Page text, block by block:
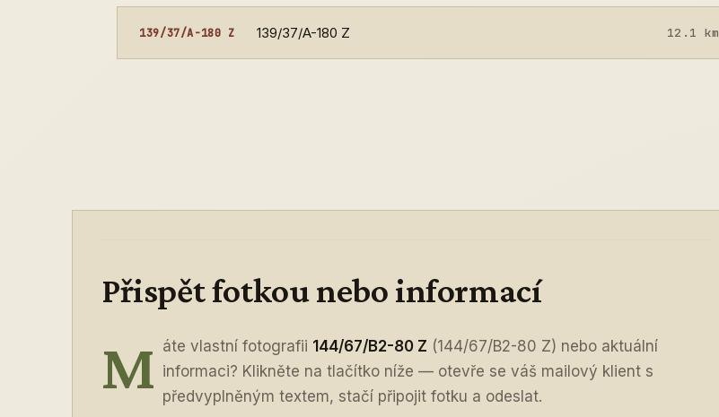
139/37/A-180 Z 139/37/A-180 Z 12.1 km
Přispět fotkou nebo informací
M áte vlastní fotografii 144/67/B2-80 Z (144/67/B2-80 Z) nebo aktuální
informaci? Klikněte na tlačítko níže — otevře se váš mailový klient s
předvyplněným textem, stačí připojit fotku a odeslat.